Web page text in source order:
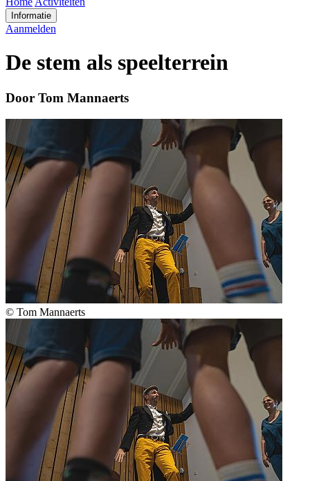
Informatie
Aanmelden
De stem als speelterrein
Door Tom Mannaerts
© Tom Mannaerts